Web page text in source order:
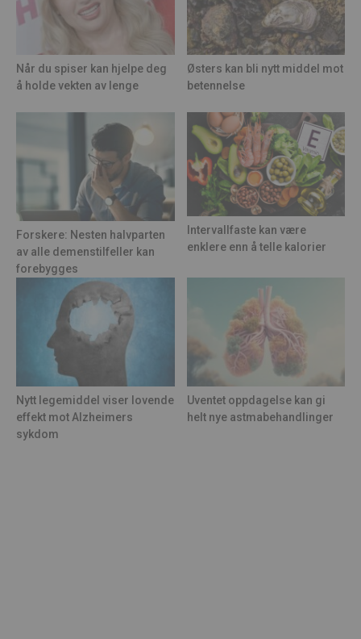
Når du spiser kan hjelpe deg
å holde vekten av lenge
Østers kan bli nytt middel mot
betennelse
Forskere: Nesten halvparten
av alle demenstilfeller kan
forebygges
Intervallfaste kan være
enklere enn å telle kalorier
Nytt legemiddel viser lovende
effekt mot Alzheimers
sykdom
Uventet oppdagelse kan gi
helt nye astmabehandlinger